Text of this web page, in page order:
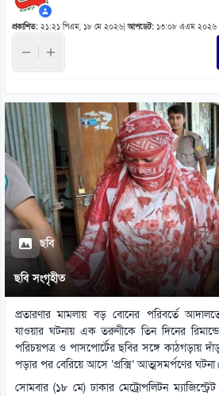
প্রকাশিত: ২১:২১ পিএম, ১৮ মে ২০২৬ |আপডেট: ১৩:০৮ এএম ২০২৬
ছবি
ছবি সংগৃহীত
প্রতারণার মামলায় বড় বোনের পরিবর্তে
যাওয়ার ঘটনায় এক তরুণীকে তিন দিনের
পরিচয়পত্র ও পাসপোর্টের ছবির সঙ্গে কাঠগড়ায়
পড়ার পর বেরিয়ে আসে ‘প্রক্সি’ আত্মসমর্পণের ঘটনা।
সোমবার (১৮ মে) ঢাকার মেট্রোপলিটন